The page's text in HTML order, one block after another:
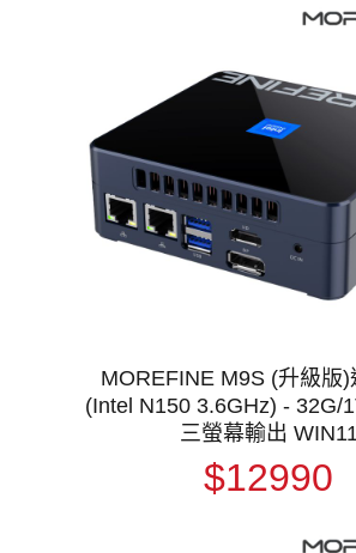
MOREFINE M9S (升級版)
(Intel N150 3.6GHz) - 32G/
三螢幕輸出
$12990